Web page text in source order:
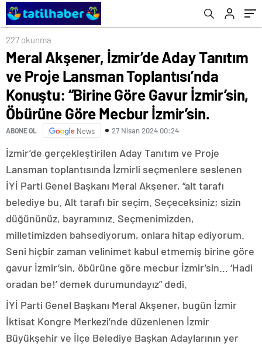
“Birine Göre Gavur İzmir’sin, Öbürüne Göre
Mecbur İzmir’sin.
227 okunma
Meral Akşener, İzmir’de Aday Tanıtım
ve Proje Lansman Toplantısı’nda
Konuştu: “Birine Göre Gavur İzmir’sin,
Öbürüne Göre Mecbur İzmir’sin.
ABONE OL News 27 Nisan 2024 00:24
İzmir’de gerçekleştirilen Aday Tanıtım ve Proje
Lansman toplantısında İzmirli seçmenlere seslenen
İYİ Parti Genel Başkanı Meral Akşener, “alt tarafı
belediye bu. Alt tarafı bir seçim. Seçeceksiniz; sizin
düğününüz, bayramınız. Seçmenimizden,
milletimizden bahsediyorum, onlara hitap ediyorum.
Seni hiçbir zaman velinimet kabul etmemiş birine göre
gavur İzmir’sin, öbürüne göre mecbur İzmir’sin… ‘Hadi
oradan be!’ demek durumundayız” dedi.
İYİ Parti Genel Başkanı Meral Akşener, bugün İzmir
İktisat Kongre Merkezi’nde düzenlenen İzmir
Büyükşehir ve İlçe Belediye Başkan Adaylarının yer